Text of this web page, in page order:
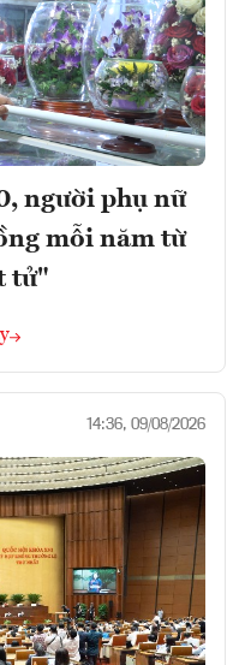
người phụ nữ
mỗi năm từ
tử"
14:36, 09/08/2026